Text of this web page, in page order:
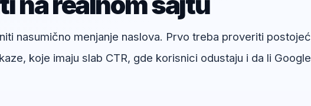
nasumično menjanje naslova. Prvo treba proveriti
koje imaju slab CTR, gde korisnici odustaju i da li Google